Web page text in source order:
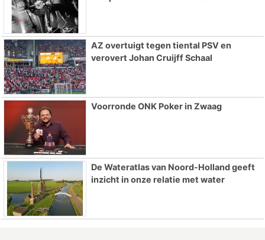
AZ overtuigt tegen tiental PSV en
verovert Johan Cruijff Schaal
Voorronde ONK Poker in Zwaag
De Wateratlas van Noord-Holland geeft
inzicht in onze relatie met water